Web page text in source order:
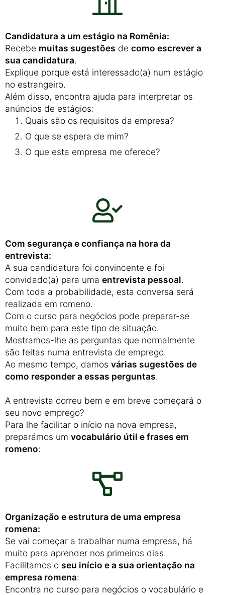
Candidatura a um estágio na Romênia:
Recebe muitas sugestões de como escrever a
sua candidatura.
Explique porque está interessado(a) num estágio
no estrangeiro.
Além disso, encontra ajuda para interpretar os
anúncios de estágios:
Quais são os requisitos da empresa?
O que se espera de mim?
O que esta empresa me oferece?
Com segurança e confiança na hora da
entrevista:
A sua candidatura foi convincente e foi
convidado(a) para uma entrevista pessoal.
Com toda a probabilidade, esta conversa será
realizada em romeno.
Com o curso para negócios pode preparar-se
muito bem para este tipo de situação.
Mostramos-lhe as perguntas que normalmente
são feitas numa entrevista de emprego.
Ao mesmo tempo, damos várias sugestões de
como responder a essas perguntas.
A entrevista correu bem e em breve começará o
seu novo emprego?
Para lhe facilitar o início na nova empresa,
preparámos um vocabulário útil e frases em
romeno:
Organização e estrutura de uma empresa
romena:
Se vai começar a trabalhar numa empresa, há
muito para aprender nos primeiros dias.
Facilitamos o seu início e a sua orientação na
empresa romena:
Encontra no curso para negócios o vocabulário e